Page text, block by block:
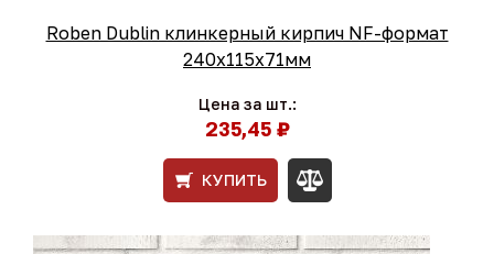
Roben Dublin клинкерный кирпич NF-формат
240x115x71мм
Цена за шт.:
235,45 ₽
КУПИТЬ